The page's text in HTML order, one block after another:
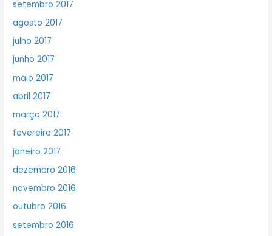
setembro 2017
agosto 2017
julho 2017
junho 2017
maio 2017
abril 2017
março 2017
fevereiro 2017
janeiro 2017
dezembro 2016
novembro 2016
outubro 2016
setembro 2016